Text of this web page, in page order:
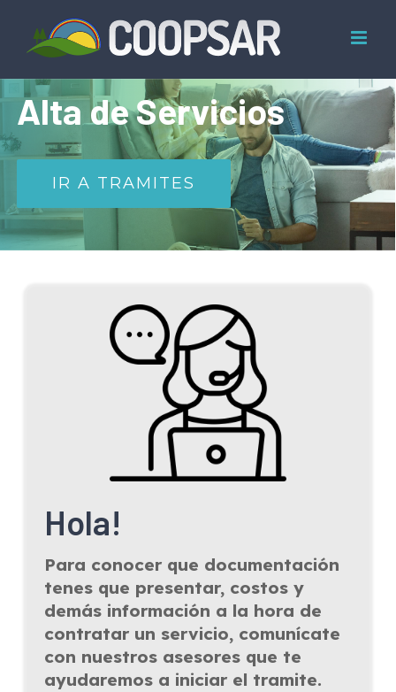
content
Alta de Servicios
IR A TRAMITES
Hola!
Para conocer que documentación
tenes que presentar, costos y
demás información a la hora de
contratar un servicio, comunícate
con nuestros asesores que te
ayudaremos a iniciar el tramite.